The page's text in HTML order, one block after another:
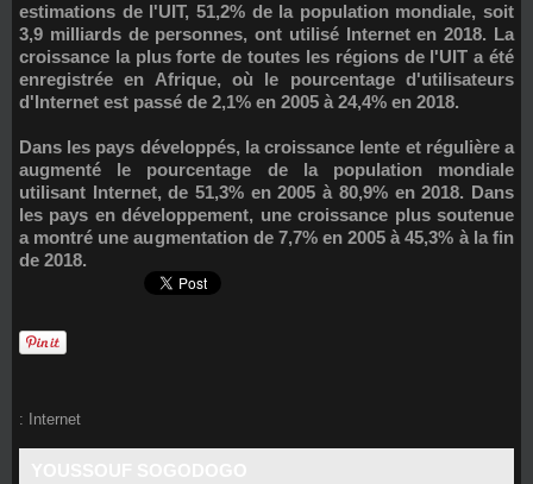
estimations de l'UIT, 51,2% de la population mondiale, soit
3,9 milliards de personnes, ont utilisé Internet en 2018. La
croissance la plus forte de toutes les régions de l'UIT a été
enregistrée en Afrique, où le pourcentage d'utilisateurs
d'Internet est passé de 2,1% en 2005 à 24,4% en 2018.
Dans les pays développés, la croissance lente et régulière a
augmenté le pourcentage de la population mondiale
utilisant Internet, de 51,3% en 2005 à 80,9% en 2018. Dans
les pays en développement, une croissance plus soutenue
a montré une augmentation de 7,7% en 2005 à 45,3% à la fin
de 2018.
: Internet